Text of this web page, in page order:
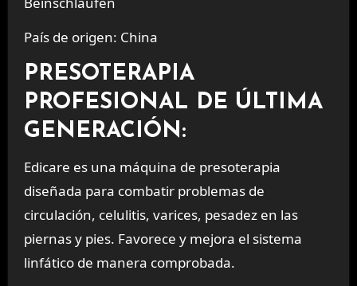
País de origen: China
PRESOTERAPIA
PROFESIONAL DE ÚLTIMA
GENERACIÓN:
Edicare es una máquina de presoterapia
diseñada para combatir problemas de
circulación, celulitis, varices, pesadez en las
piernas y pies. Favorece y mejora el sistema
linfático de manera comprobada.